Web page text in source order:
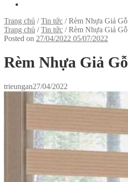
Trang chủ /Tin tức /Rèm Nhựa Giả Gỗ
Trang chủ /Tin tức /Rèm Nhựa Giả Gỗ
Posted on 27/04/2022 05/07/2022
Rèm Nhựa Giả Gỗ
trieungan27/04/2022